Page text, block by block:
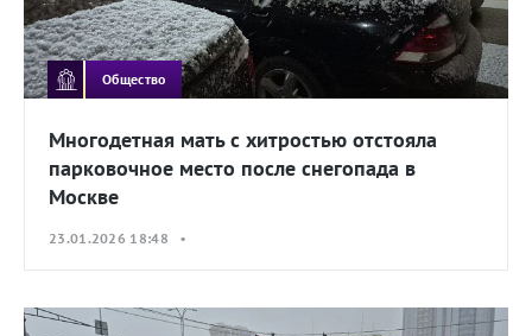
Общество
Многодетная мать с хитростью отстояла
парковочное место после снегопада в
Москве
23.01.2026 18:48 •